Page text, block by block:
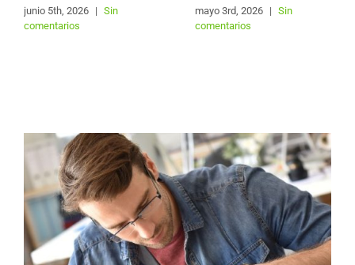
junio 5th, 2026 | Sin
comentarios
mayo 3rd, 2026 | Sin
comentarios